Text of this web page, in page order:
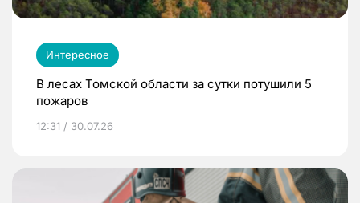
Интересное
В лесах Томской области за сутки потушили 5
пожаров
12:31 / 30.07.26